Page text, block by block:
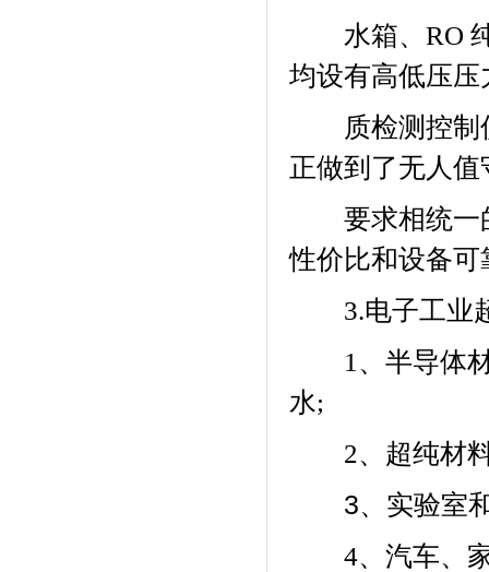
水箱、 RO
均设有高低压
质检测控制
正做到了无人
要求相统一的
性价比和设备可
3.电子工业
1 、半导体
水;
2、超纯材
3、实验室
4、汽车、